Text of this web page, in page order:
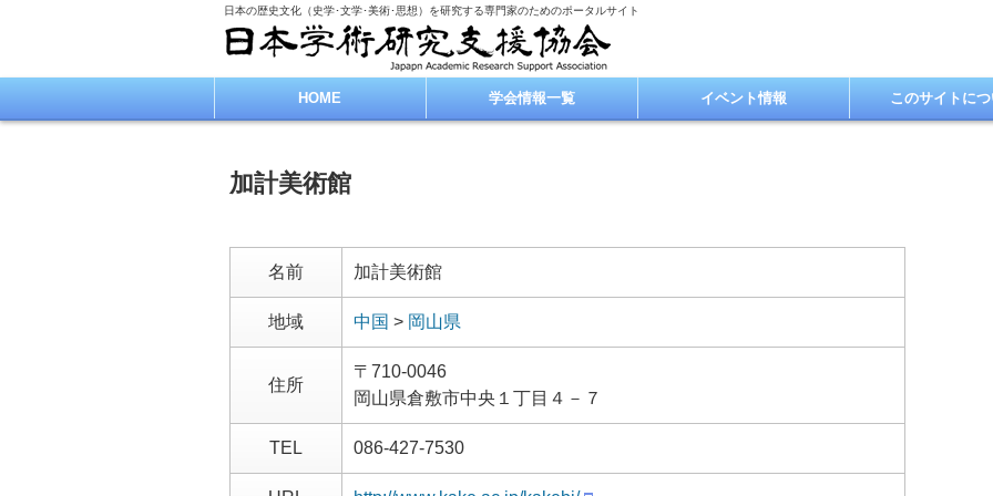
日本の歴史文化（史学･文学･美術･思想）を研究する専門家のためのポータルサイト
HOME 学会情報一覧 イベント情報 このサイトに
加計美術館
名前 加計美術館
地域 中国 > 岡山県
住所
〒710-0046
岡山県倉敷市中央１丁目４－７
TEL 086-427-7530